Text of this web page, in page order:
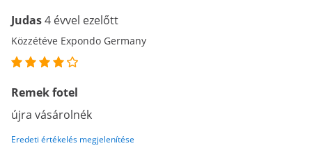
Judas4 évvel ezelőtt
Közzétéve Expondo Germany
Remek fotel
újra vásárolnék
Eredeti értékelés megjelenítése